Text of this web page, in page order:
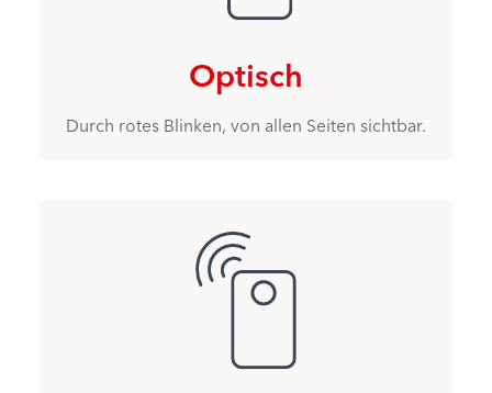
Optisch
Durch rotes Blinken, von allen Seiten sichtbar.